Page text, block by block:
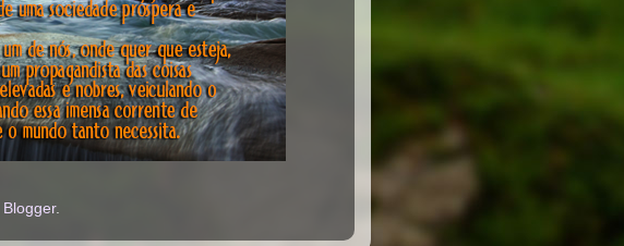
Blogger.